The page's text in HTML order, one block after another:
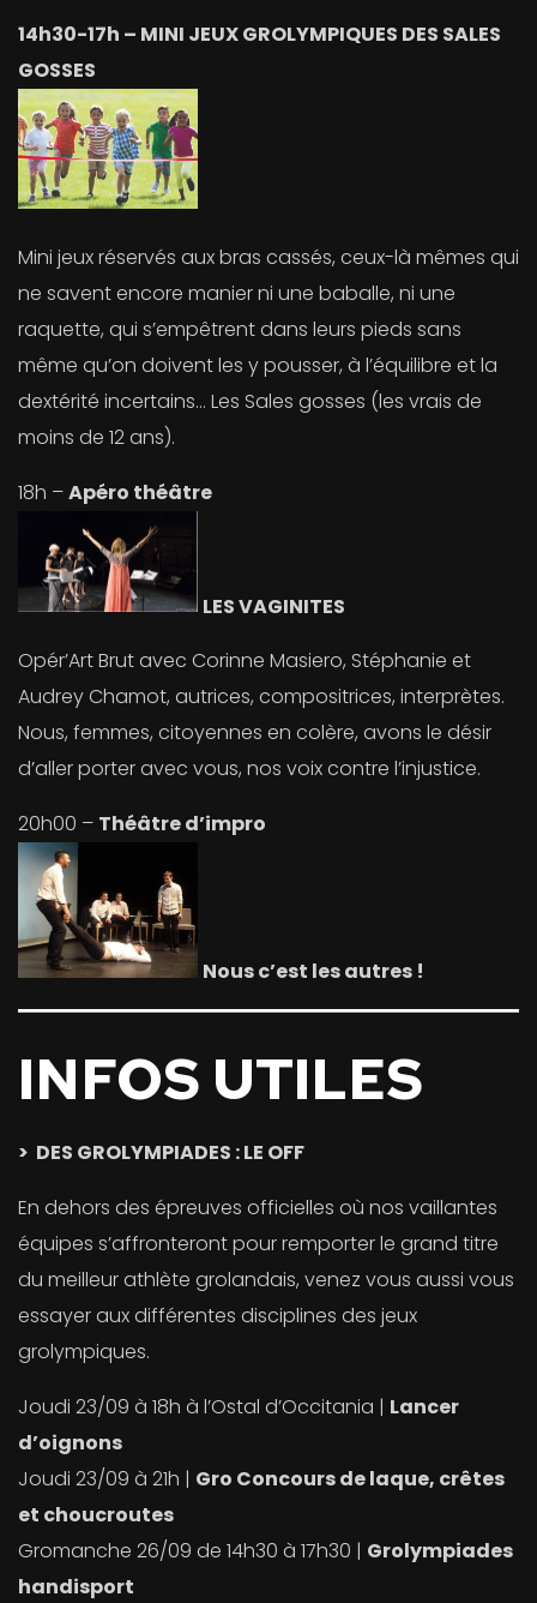
14h30-17h – MINI JEUX GROLYMPIQUES DES SALES
GOSSES
Mini jeux réservés aux bras cassés, ceux-là mêmes qui
ne savent encore manier ni une baballe, ni une
raquette, qui s’empêtrent dans leurs pieds sans
même qu’on doivent les y pousser, à l’équilibre et la
dextérité incertains… Les Sales gosses (les vrais de
moins de 12 ans).
18h –Apéro théâtre
LES VAGINITES
Opér’Art Brut avec Corinne Masiero, Stéphanie et
Audrey Chamot, autrices, compositrices, interprètes.
Nous, femmes, citoyennes en colère, avons le désir
d’aller porter avec vous, nos voix contre l’injustice.
20h00 – Théâtre d’impro
Nous c’est les autres !
INFOS UTILES
> DES GROLYMPIADES : LE OFF
En dehors des épreuves officielles où nos vaillantes
équipes s’affronteront pour remporter le grand titre
du meilleur athlète grolandais, venez vous aussi vous
essayer aux différentes disciplines des jeux
grolympiques.
Joudi 23/09 à 18h à l’Ostal d’Occitania | Lancer
d’oignons
Joudi 23/09 à 21h | Gro Concours de laque, crêtes
et choucroutes
Gromanche 26/09 de 14h30 à 17h30 | Grolympiades
handisport